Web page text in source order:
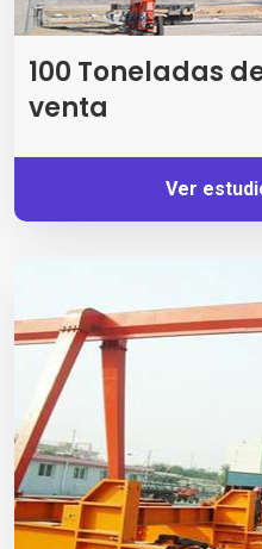
100 Toneladas
venta
Ver